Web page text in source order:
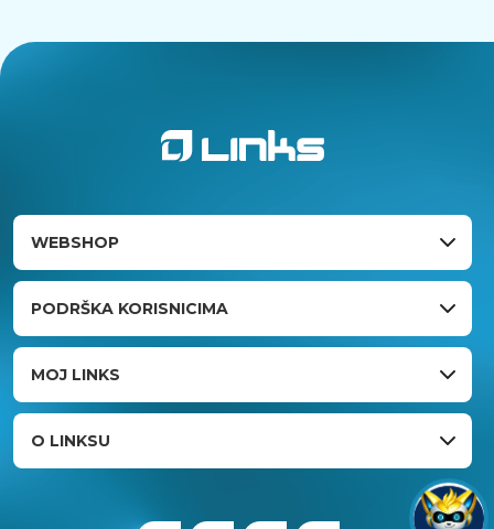
WEBSHOP
PODRŠKA KORISNICIMA
MOJ LINKS
O LINKSU